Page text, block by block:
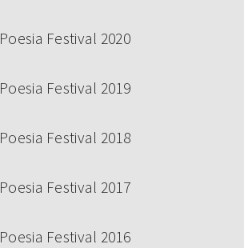
Poesia Festival 2020
Poesia Festival 2019
Poesia Festival 2018
Poesia Festival 2017
Poesia Festival 2016